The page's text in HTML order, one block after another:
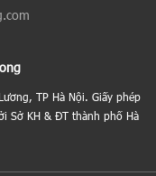
TP Hà Nội. Giấy phép
Sở KH & ĐT thành phố Hà